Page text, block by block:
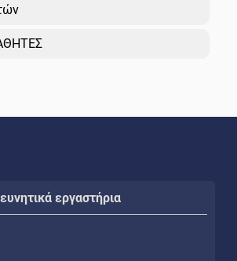
εργαστήρια